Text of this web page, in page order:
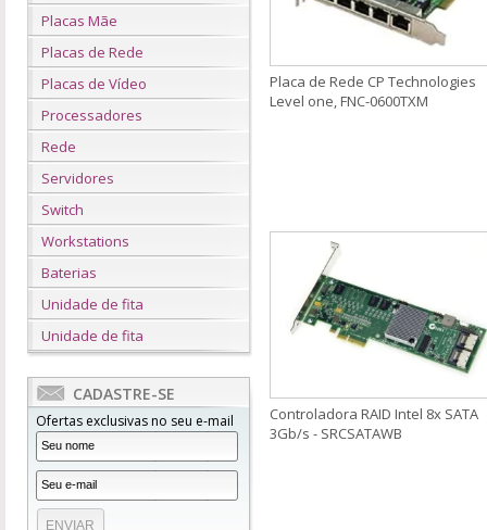
Placas Mãe
Placas de Rede
Placas de Vídeo
Processadores
Rede
Servidores
Switch
Workstations
Baterias
Unidade de fita
Unidade de fita
CADASTRE-SE
Ofertas exclusivas no seu e-mail
Placa de Rede CP Technologies
Level one, FNC-0600TXM
Controladora RAID Intel 8x SATA
3Gb/s - SRCSATAWB